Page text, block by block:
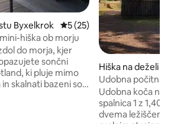
Byxelkrok Povprečna ocena: 5 od 5,
5 (25)
hiška ob morju
do morja, kjer
sončni
ki pluje mimo
skalnati bazeni so
Hiška na deželi v
terås S
Udobna
Udobna koča na
spalnica 1 z 1,40
dvema